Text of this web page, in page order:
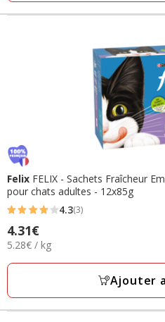
Felix FELIX - Sachets Fraîcheur
pour chats adultes - 12x85g
4.3
étoiles
avec
3
4.3(3)
Prix
4.31€
4.31€
5.28€
Kg
5.28€ / kg
Ajouter